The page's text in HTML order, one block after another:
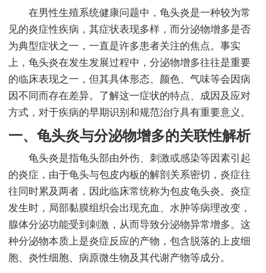
在男性生殖系统健康问题中，龟头炎是一种较为常
见的炎症性疾病，其症状表现多样，而分泌物增多是否
为典型症状之一，一直是许多患者关注的焦点。事实
上，龟头炎在发生发展过程中，分泌物增多往往是重要
的临床表现之一，但其具体形态、颜色、气味等会因病
因不同而存在差异。了解这一症状的特点、成因及应对
方式，对于疾病的早期识别和规范治疗具有重要意义。
一、龟头炎与分泌物增多的关联性解析
龟头炎是指龟头部由外伤、刺激或感染等因素引起
的炎症，由于龟头与包皮内板的解剖关系密切，炎症往
往同时累及两者，因此临床常统称为包皮龟头炎。炎症
发生时，局部黏膜组织会出现充血、水肿等病理改变，
腺体分泌功能受到刺激，从而导致分泌物异常增多。这
种分泌物本质上是炎症反应的产物，包含脱落的上皮细
胞、炎性细胞、病原微生物及其代谢产物等成分。